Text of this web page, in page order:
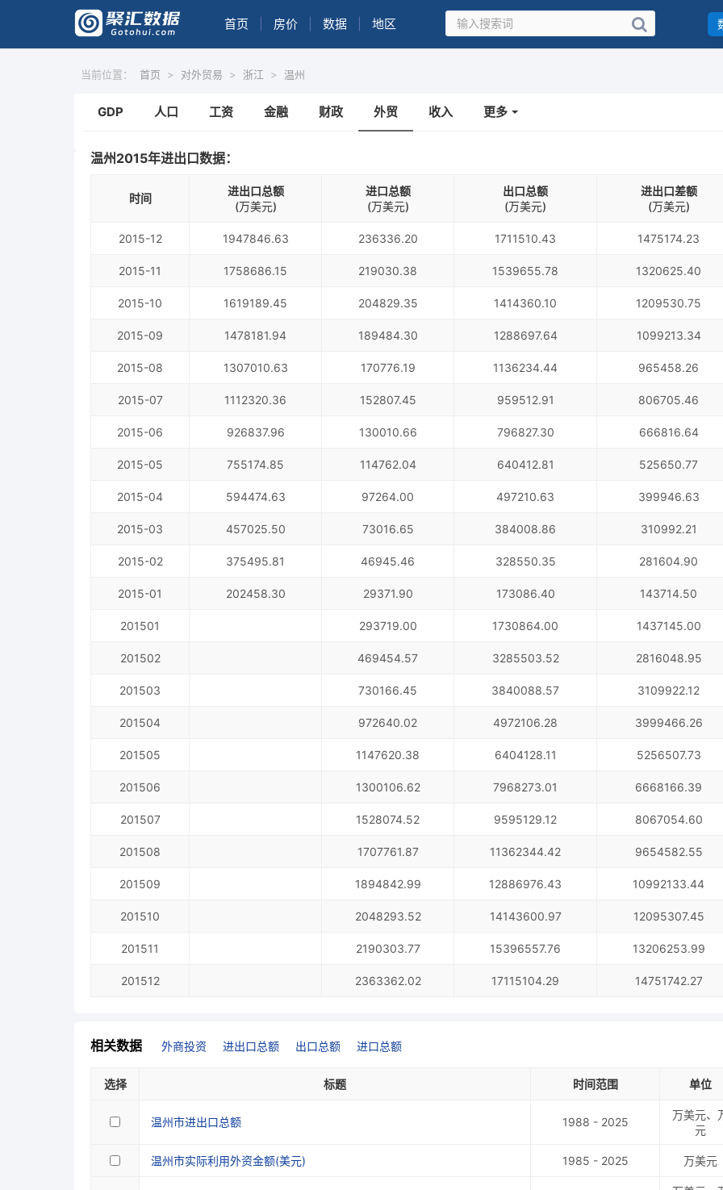
首页 房价 数据 地区
当前位置： 首页 > 对外贸易 > 浙江 > 温州
GDP 人口 工资 金融 财政 外贸 收入 更多
温州2015年进出口数据：
时间
进出口总额
(万美元)
进口总额
(万美元)
出口总额
(万美元)
进出口差额
(万美元)
2015-12 1947846.63 236336.20 1711510.43 1475174.23
2015-11 1758686.15 219030.38 1539655.78 1320625.40
2015-10 1619189.45 204829.35 1414360.10 1209530.75
2015-09 1478181.94 189484.30 1288697.64 1099213.34
2015-08 1307010.63 170776.19 1136234.44 965458.26
2015-07 1112320.36 152807.45 959512.91 806705.46
2015-06 926837.96 130010.66 796827.30 666816.64
2015-05 755174.85 114762.04 640412.81 525650.77
2015-04 594474.63 97264.00 497210.63 399946.63
2015-03 457025.50 73016.65 384008.86 310992.21
2015-02 375495.81 46945.46 328550.35 281604.90
2015-01 202458.30 29371.90 173086.40 143714.50
201501 293719.00 1730864.00 1437145.00
201502 469454.57 3285503.52 2816048.95
201503 730166.45 3840088.57 3109922.12
201504 972640.02 4972106.28 3999466.26
201505 1147620.38 6404128.11 5256507.73
201506 1300106.62 7968273.01 6668166.39
201507 1528074.52 9595129.12 8067054.60
201508 1707761.87 11362344.42 9654582.55
201509 1894842.99 12886976.43 10992133.44
201510 2048293.52 14143600.97 12095307.45
201511 2190303.77 15396557.76 13206253.99
201512 2363362.02 17115104.29 14751742.27
相关数据 外商投资 进出口总额 出口总额 进口总额
选择 标题 时间范围 单位
温州市进出口总额 1988 - 2025
万美元、
元
温州市实际利用外资金额(美元) 1985 - 2025 万美元